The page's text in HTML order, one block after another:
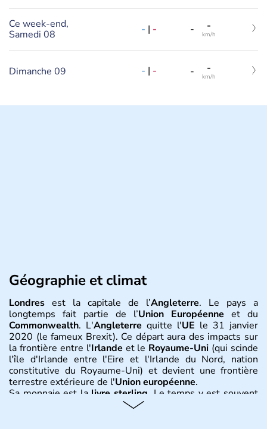
Ce week-end,
Samedi 08
- | - - -
km/h
Dimanche 09 - | - - -
km/h
Géographie et climat
Londres est la capitale de l’Angleterre. Le pays a
longtemps fait partie de l’Union Européenne et du
Commonwealth. L'Angleterre quitte l'UE le 31 janvier
2020 (le fameux Brexit). Ce départ aura des impacts sur
la frontière entre l'Irlande et le Royaume-Uni (qui scinde
l'île d'Irlande entre l'Eire et l'Irlande du Nord, nation
constitutive du Royaume-Uni) et devient une frontière
terrestre extérieure de l'Union européenne.
Sa monnaie est lalivre sterling . Le temps y est souvent
instable avec de nombreuses précipitations : il s’agit d’un